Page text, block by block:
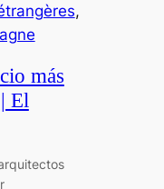
más
El